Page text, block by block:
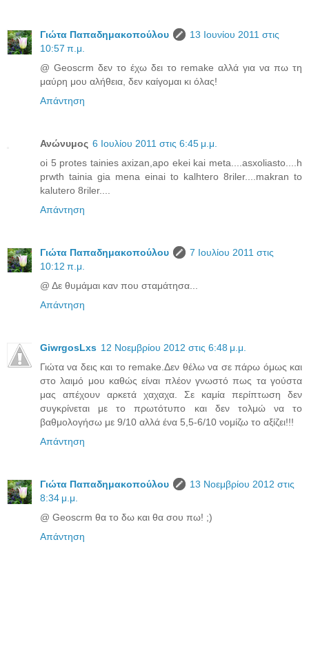
Γιώτα Παπαδημακοπούλου
13 Ιουνίου 2011 στις
10:57 π.μ.
@ Geoscrm δεν το έχω δει το remake αλλά για να πω τη
μαύρη μου αλήθεια, δεν καίγομαι κι όλας!
Απάντηση
Ανώνυμος 6 Ιουλίου 2011 στις 6:45 μ.μ.
oi 5 protes tainies axizan,apo ekei kai meta....asxoliasto....h
prwth tainia gia mena einai to kalhtero 8riler....makran to
kalutero 8riler....
Απάντηση
Γιώτα Παπαδημακοπούλου
7 Ιουλίου 2011 στις
10:12 π.μ.
@ Δε θυμάμαι καν που σταμάτησα...
Απάντηση
GiwrgosLxs 12 Νοεμβρίου 2012 στις 6:48 μ.μ.
Γιώτα να δεις και το remake.Δεν θέλω να σε πάρω όμως και
στο λαιμό μου καθώς είναι πλέον γνωστό πως τα γούστα
μας απέχουν αρκετά χαχαχα. Σε καμία περίπτωση δεν
συγκρίνεται με το πρωτότυπο και δεν τολμώ να το
βαθμολογήσω με 9/10 αλλά ένα 5,5-6/10 νομίζω το αξίζει!!!
Απάντηση
Γιώτα Παπαδημακοπούλου
13 Νοεμβρίου 2012 στις
8:34 μ.μ.
@ Geoscrm θα το δω και θα σου πω! ;)
Απάντηση